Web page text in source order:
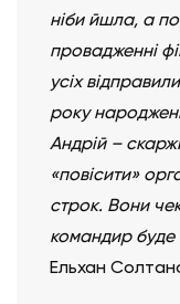
ніби йшла, а
провадженні
усіх
року
Андрій –
«повісити»
строк. Вони
командир буде
Ельхан